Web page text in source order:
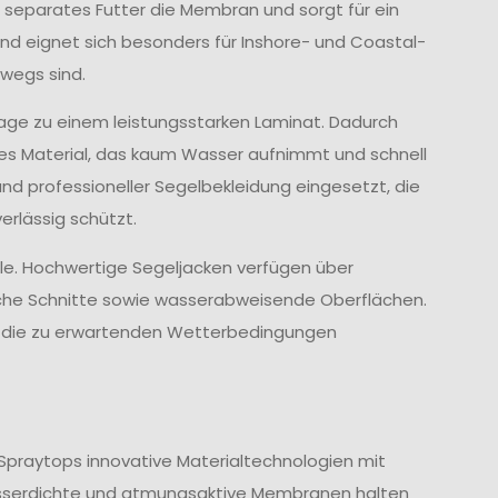
Futter die Membran und sorgt für ein
eignet sich besonders für Inshore- und Coastal-
sind.
zu einem leistungsstarken Laminat. Dadurch
das kaum Wasser aufnimmt und schnell
professioneller Segelbekleidung eingesetzt, die
schützt.
Hochwertige Segeljacken verfügen über
Schnitte sowie wasserabweisende Oberflächen.
zu erwartenden Wetterbedingungen
innovative Materialtechnologien mit
und atmungsaktive Membranen halten